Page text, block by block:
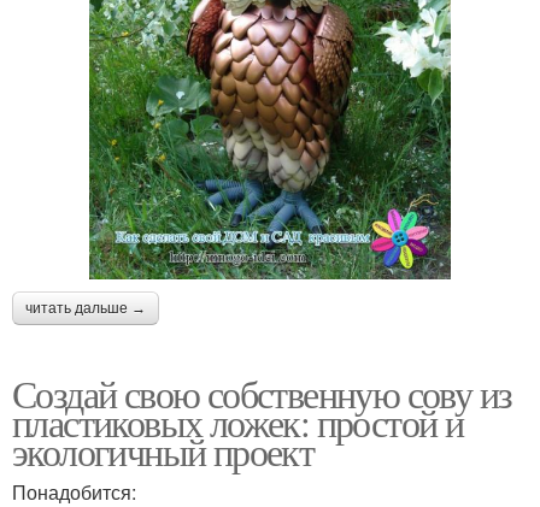
читать дальше →
Создай свою собственную сову из
пластиковых ложек: простой и
экологичный проект
Понадобится: